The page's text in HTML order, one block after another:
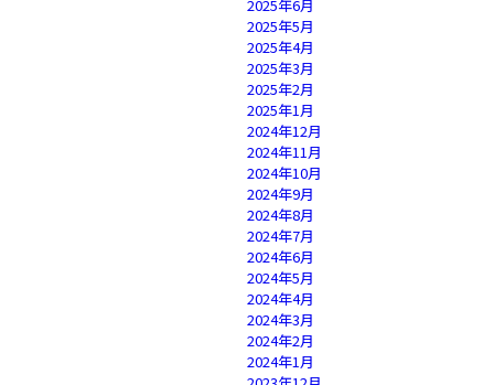
2025年6月
2025年5月
2025年4月
2025年3月
2025年2月
2025年1月
2024年12月
2024年11月
2024年10月
2024年9月
2024年8月
2024年7月
2024年6月
2024年5月
2024年4月
2024年3月
2024年2月
2024年1月